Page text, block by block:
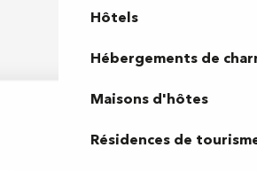
Hôtels
Hébergements de
Maisons d'hôtes
Résidences de
Brochures